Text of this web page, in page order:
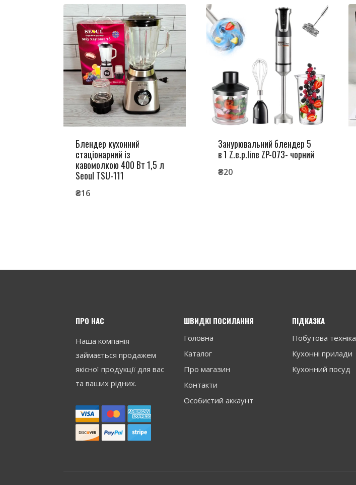
Блендер кухонний
стаціонарний із
кавомолкою 400 Вт 1,5 л
Seoul TSU-111
₴16
Занурювальний блендер 5
в 1 Z.e.p.line ZP-073- чорний
₴20
ПРО НАС
Наша компанія
займається продажем
якісної продукції для вас
та ваших рідних.
ШВИДКІ ПОСИЛАННЯ
Головна
Каталог
Про магазин
Контакти
Особистий аккаунт
ПІДКАЗКА
Побутова техніка
Кухонні прилади
Кухонний посуд